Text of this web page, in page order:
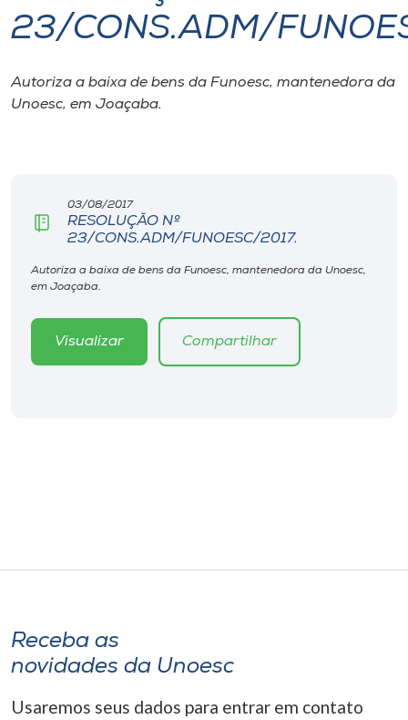
I.nova
Diplomados
Rádio
A+
23/CONS.ADM/
Autoriza a baixa de bens da Funoesc, mantenedora da
Unoesc, em Joaçaba.
03/08/2017
RESOLUÇÃO Nº
23/CONS.ADM/FUNOESC/2017.
Autoriza a baixa de bens da Funoesc, mantenedora da Unoesc,
em Joaçaba.
Visualizar Compartilhar
Receba as
novidades da Unoesc
Usaremos seus dados para entrar em contato